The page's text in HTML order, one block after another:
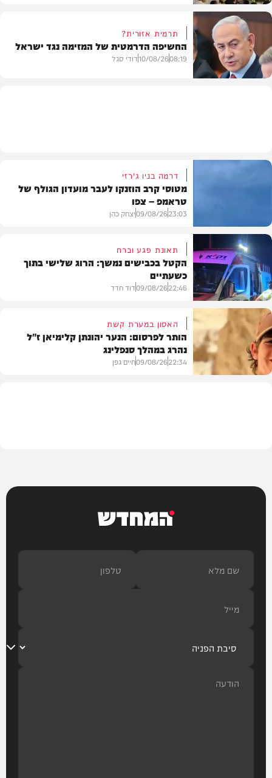
חרדים
תרמית אזורית?
החשיפה הדרמטית של המזימה נגד ישראל
08:19
10/08/26דודי סגל
וידאו
דרמה בניו ג'רזי
מטוסי קרב הוזנקו לעבר מועדון הגולף של
טראמפ – צפו
23:03
09/08/26יצחק כהן
תאונת פגע וברח
הקטל בכבישים נמשך: הרוג שלישי בתוך
כשעתיים
22:46
09/08/26דוד חדד
האסון במערת קשת
הותר לפרסום: הנער יהונתן קלימיאן ז"ל
נהרג במהלך סנפלינג
22:34
09/08/26חיים גפן
המחדש